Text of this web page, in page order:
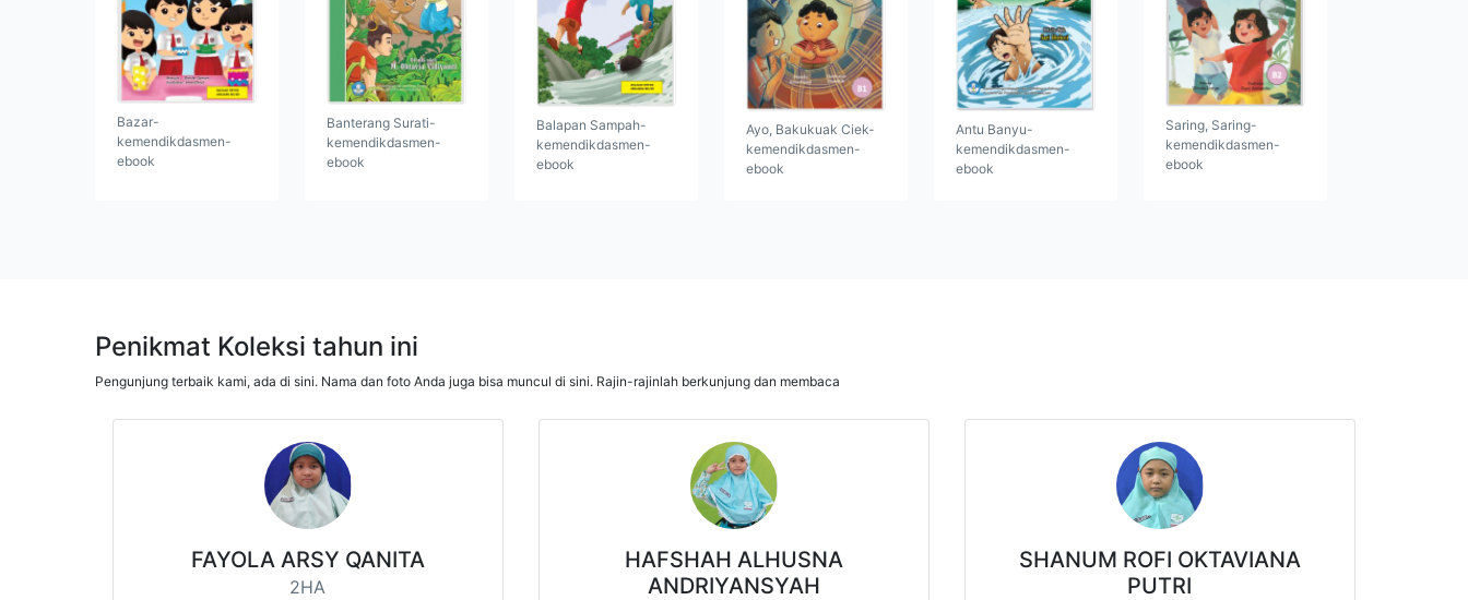
Bazar-
kemendikdasmen-
ebook
Banterang Surati-
kemendikdasmen-
ebook
Balapan Sampah-
kemendikdasmen-
ebook
Ayo, Bakukuak Ciek-
kemendikdasmen-
ebook
Antu Banyu-
kemendikdasmen-
ebook
Saring, Saring-
kemendikdasmen-
ebook
Penikmat Koleksi tahun ini
Pengunjung terbaik kami, ada di sini. Nama dan foto Anda juga bisa muncul di sini. Rajin-rajinlah berkunjung dan membaca
FAYOLA ARSY QANITA
2HA
HAFSHAH ALHUSNA
ANDRIYANSYAH
SHANUM ROFI OKTAVIANA
PUTRI